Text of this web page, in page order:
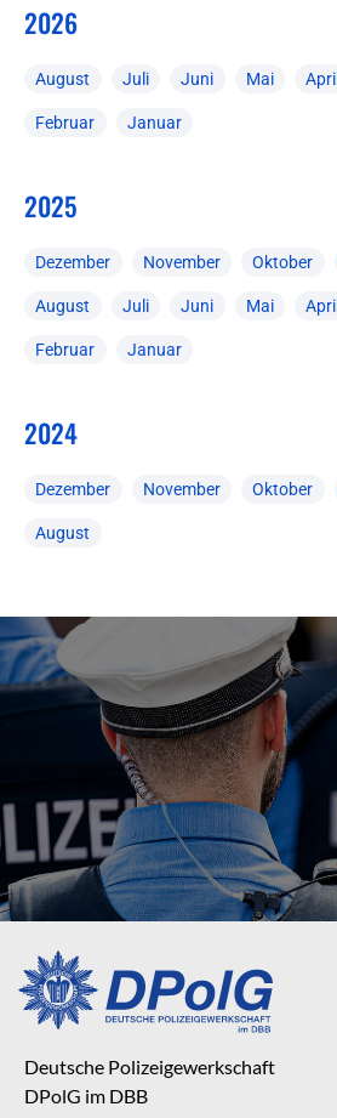
2026
August Juli Juni Mai April
Februar Januar
2025
Dezember November Oktober
August Juli Juni Mai April
Februar Januar
2024
Dezember November Oktober
August
Deutsche Polizeigewerkschaft
DPolG im DBB